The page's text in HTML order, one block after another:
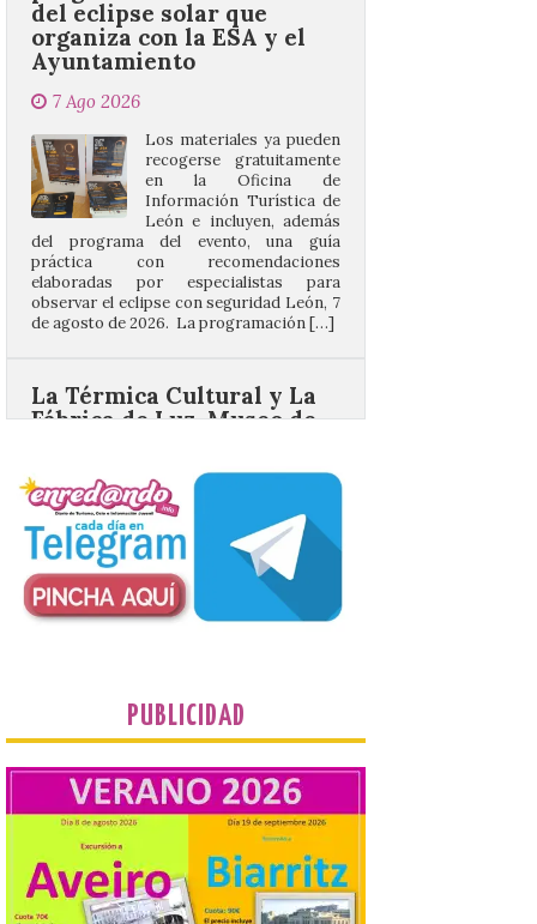
7 Ago 2026
Los materiales ya pueden
recogerse gratuitamente
León e incluyen, además
del programa del evento, una guía
práctica con recomendaciones
elaboradas por especialistas para
observar el eclipse con seguridad León, 7
de agosto de 2026. La programación […]
La Térmica Cultural y La
Fábrica de Luz. Museo de
publican su agenda para
este fin de semana
Además, se celebrarán
nuevas visitas guiadas de
‘Paseo entre centrales.
Un recorrido entre La
Fábrica de Luz. Museo de
la Energía (antigua central térmica de la
Minero Siderúrgica de Ponferrada –
MSP) y La Térmica Cultural (antigua
El estreno absoluto de la
obra “De indis. Por favor,
firme aquí” y la música del
grupo Carrion Folk,
protagonizan la oferta
cultural de este fin de
semana dentro del
programa Salamanca
Plazas y Patios
PUBLICIDAD